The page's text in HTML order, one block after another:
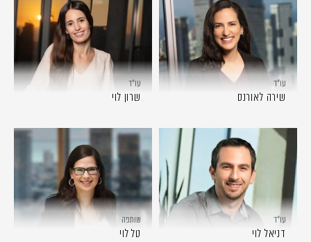
עו״ד
שירה לאורנס
עו״ד
שרון לוי
עו״ד
דניאל לוי
שותפה
טל לוי